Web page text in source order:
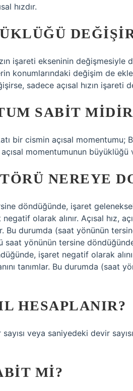
hızdır.
işareti ekseninin değişmesiyle
konumlarındaki değişim de
sadece açısal hızın işareti
SABIT
bir cismin açısal momentumu;
momentumunun
NEREYE
döndüğünde, işaret
olarak alınır. Açısal hız,
Bu durumda (saat yönünün
saat yönünün tersine
işaret negatif olarak
tanımlar. Bu durumda (saat
HESAPLANIR?
veya saniyedeki devir
MI?